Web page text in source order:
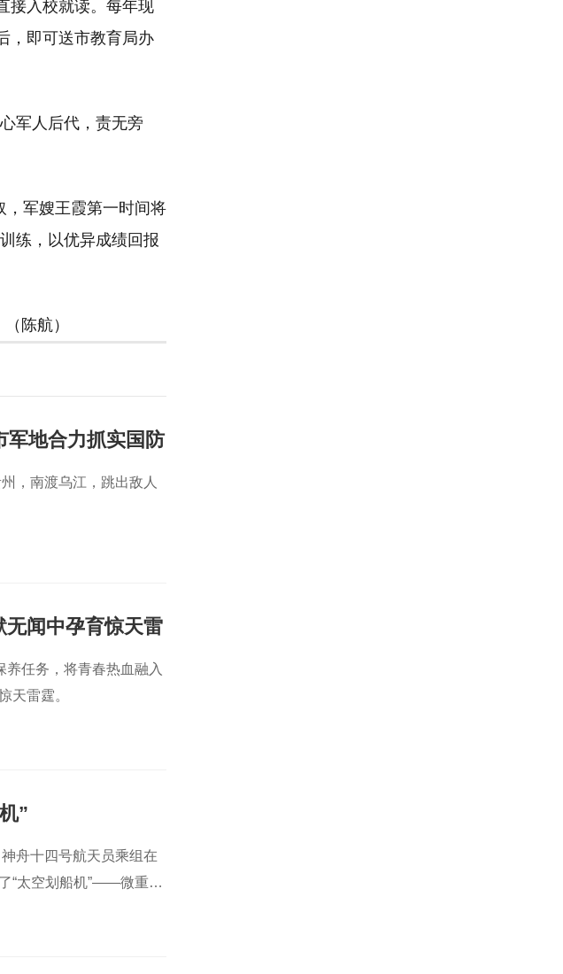
接入校就读。每年现
，即可送市教育局办
军人后代，责无旁
，军嫂王霞第一时间将
练，以优异成绩回报
陈航）
地合力抓实国防
，南渡乌江，跳出敌人
闻中孕育惊天雷
养任务，将青春热血融入
天雷霆。
”
舟十四号航天员乘组在
“太空划船机”——微重力